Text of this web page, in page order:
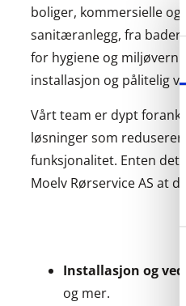
boliger, kommersielle og
sanitæranlegg, fra
for hygiene og
installasjon og pålitelig
Vårt team er dypt
løsninger som
funksjonalitet. Enten det
Moelv Rørservice AS at
Installasjon og
og mer.